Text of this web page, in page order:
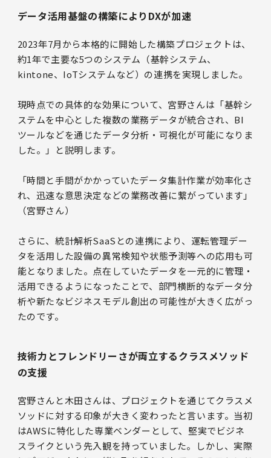
データ活用基盤の構築によりDXが加速
2023年7月から本格的に開始した構築プロジェクトは、
約1年で主要な5つのシステム（基幹システム、
kintone、IoTシステムなど）の連携を実現しました。
現時点での具体的な効果について、宮野さんは「基幹シ
ステムを中心とした複数の業務データが統合され、BI
ツールなどを通じたデータ分析・可視化が可能になりま
した。」と説明します。
「時間と手間がかかっていたデータ集計作業が効率化さ
れ、迅速な意思決定などの業務改善に繋がっています」
（宮野さん）
さらに、統計解析SaaSとの連携により、運転管理デー
タを活用した設備の異常検知や状態予測等への応用も可
能となりました。点在していたデータを一元的に管理・
活用できるようになったことで、部門横断的なデータ分
析や新たなビジネスモデル創出の可能性が大きく広がっ
たのです。
技術力とフレンドリーさが両立するクラスメソッド
の支援
宮野さんと木田さんは、プロジェクトを通じてクラスメ
ソッドに対する印象が大きく変わったと言います。当初
はAWSに特化した専業ベンダーとして、堅実でビジネ
スライクという先入観を持っていました。しかし、実際